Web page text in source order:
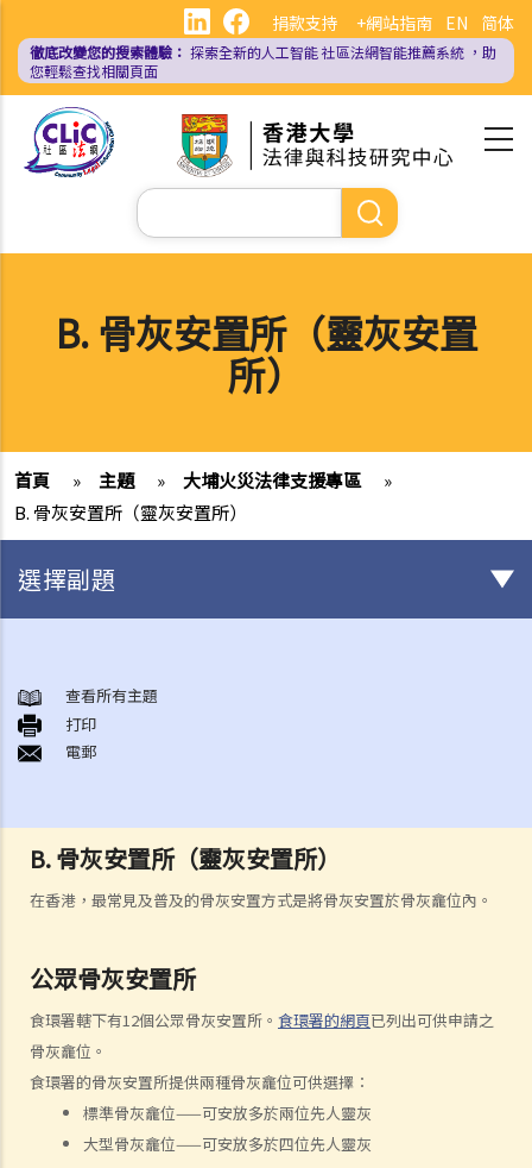
內
EN 简体
捐款支持 +網站指南
徹底改變您的搜索體驗： 探索全新的人工智能社區法網智能推薦系統 ，助
您輕鬆查找相關頁面
Search
B. 骨灰安置所（靈灰安置
所）
首頁 » 主題 » 大埔火災法律支援專區
»
B. 骨灰安置所（靈灰安置所）
B. 骨灰安置所（靈灰安置所）
在香港，最常見及普及的骨灰安置方式是將骨灰安置於骨灰龕位內。
公眾骨灰安置所
食環署轄下有12個公眾骨灰安置所。 食環署的網頁已列出可供申請之
骨灰龕位。
食環署的骨灰安置所提供兩種骨灰龕位可供選擇：
標準骨灰龕位——可安放多於兩位先人靈灰
大型骨灰龕位——可安放多於四位先人靈灰
選擇副題
A. 火葬
B. 骨灰安置所（靈灰安置所）
C. 土葬
E. 骨灰撒海
F. 遺體／骨殖／骨灰出入香港
人身傷亡
何謂「人身傷害」？
如何就人身傷害提出申索？
人身傷害訴訟所涉的法律程序
1. 申索信（原告人）及建設性的答覆（被告人）
2. 傳訊令狀
查看所有主題
打印
電郵